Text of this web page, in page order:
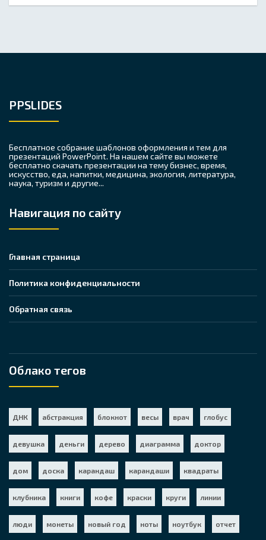
PPSLIDES
Бесплатное собрание шаблонов оформления и тем для
презентаций PowerPoint. На нашем сайте вы можете
бесплатно скачать презентации на тему бизнес, время,
искусство, еда, напитки, медицина, экология, литература,
наука, туризм и другие...
Навигация по сайту
Главная страница
Политика конфиденциальности
Обратная связь
Облако тегов
ДНК абстракция блокнот весы врач глобус
девушка деньги дерево диаграмма доктор
дом доска карандаш карандаши квадраты
клубника книги кофе краски круги линии
люди монеты новый год ноты ноутбук отчет